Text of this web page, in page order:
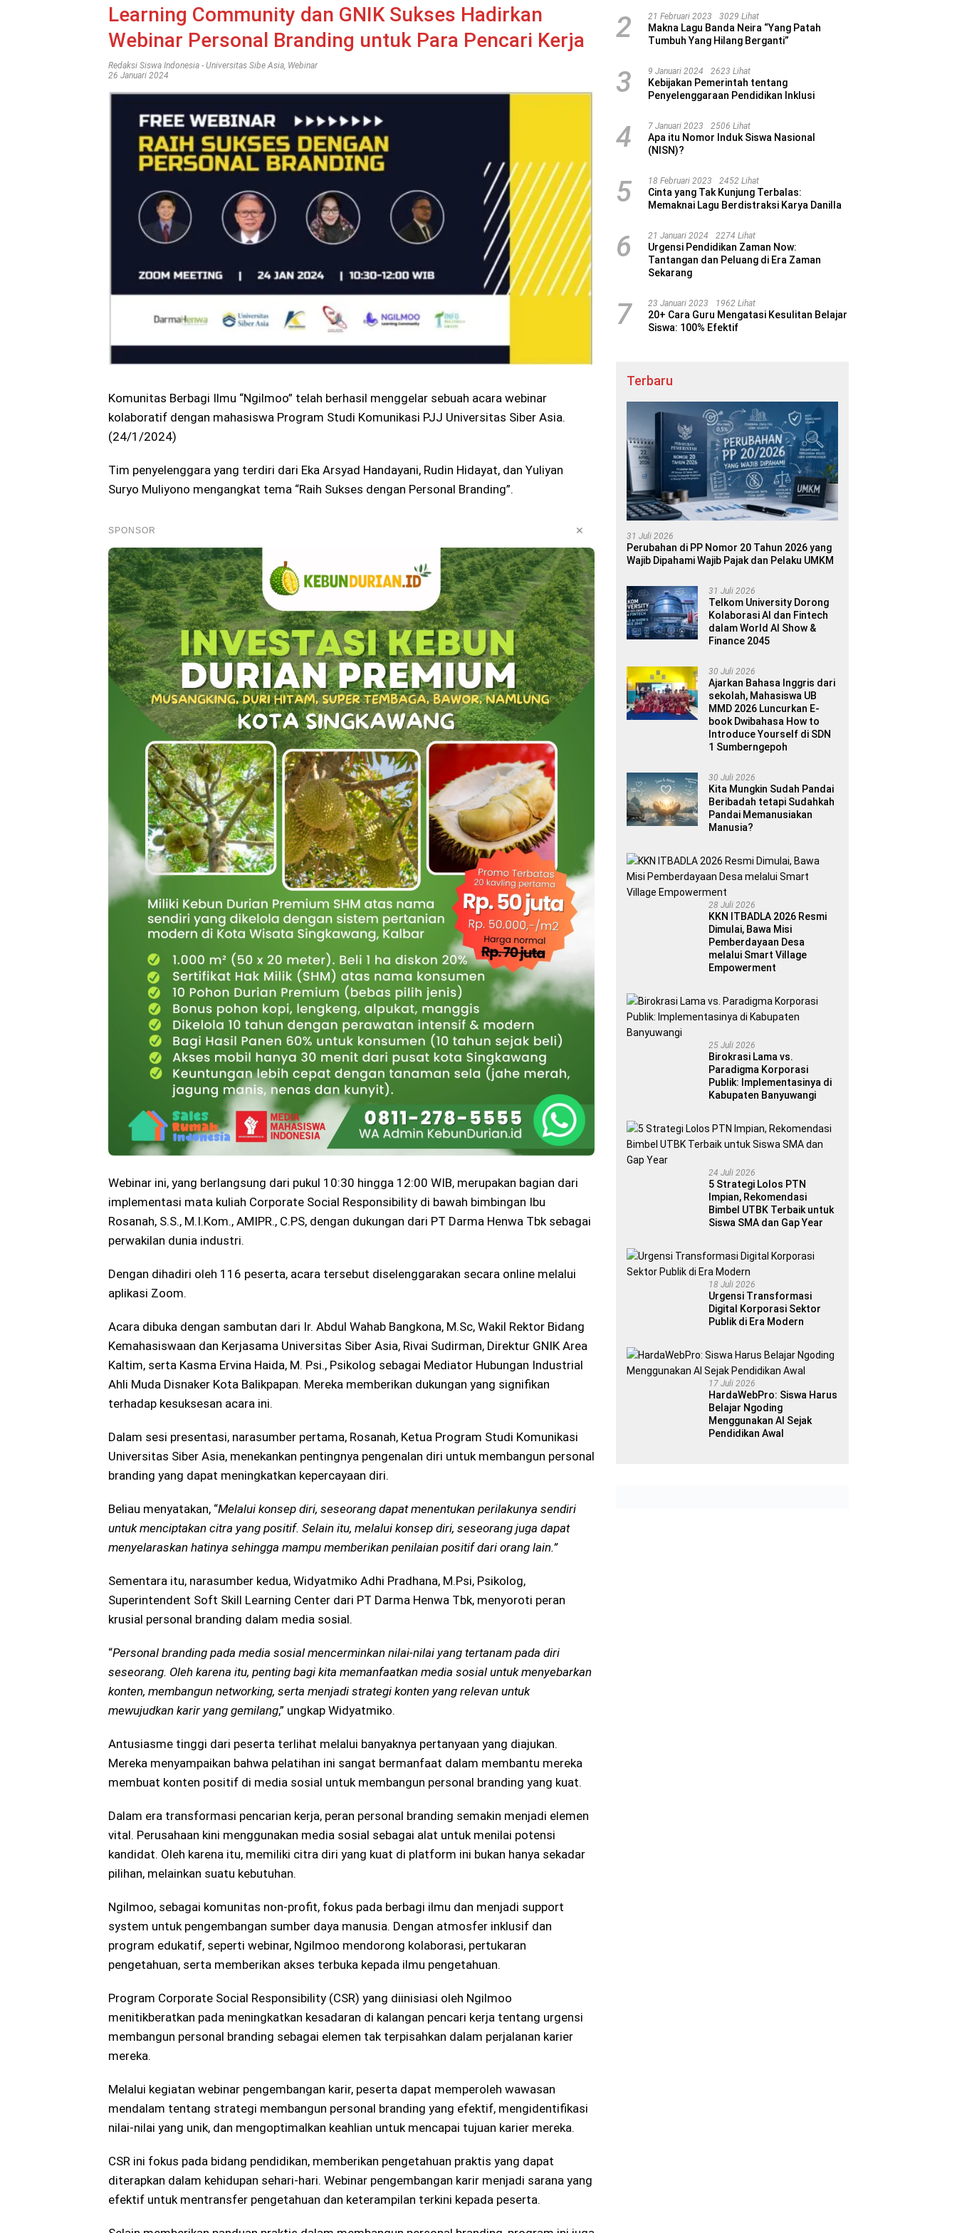
Learning Community dan GNIK Sukses Hadirkan
Webinar Personal Branding untuk Para Pencari Kerja
Redaksi Siswa Indonesia - Universitas Sibe Asia, Webinar
26 Januari 2024
Komunitas Berbagi Ilmu “Ngilmoo” telah berhasil menggelar sebuah acara webinar
kolaboratif dengan mahasiswa Program Studi Komunikasi PJJ Universitas Siber Asia.
(24/1/2024)
Tim penyelenggara yang terdiri dari Eka Arsyad Handayani, Rudin Hidayat, dan Yuliyan
Suryo Muliyono mengangkat tema “Raih Sukses dengan Personal Branding”.
SPONSOR ✕
Webinar ini, yang berlangsung dari pukul 10:30 hingga 12:00 WIB, merupakan bagian dari
implementasi mata kuliah Corporate Social Responsibility di bawah bimbingan Ibu
Rosanah, S.S., M.I.Kom., AMIPR., C.PS, dengan dukungan dari PT Darma Henwa Tbk sebagai
perwakilan dunia industri.
Dengan dihadiri oleh 116 peserta, acara tersebut diselenggarakan secara online melalui
aplikasi Zoom.
Acara dibuka dengan sambutan dari Ir. Abdul Wahab Bangkona, M.Sc, Wakil Rektor Bidang
Kemahasiswaan dan Kerjasama Universitas Siber Asia, Rivai Sudirman, Direktur GNIK Area
Kaltim, serta Kasma Ervina Haida, M. Psi., Psikolog sebagai Mediator Hubungan Industrial
Ahli Muda Disnaker Kota Balikpapan. Mereka memberikan dukungan yang signifikan
terhadap kesuksesan acara ini.
Dalam sesi presentasi, narasumber pertama, Rosanah, Ketua Program Studi Komunikasi
Universitas Siber Asia, menekankan pentingnya pengenalan diri untuk membangun personal
branding yang dapat meningkatkan kepercayaan diri.
Beliau menyatakan, “Melalui konsep diri, seseorang dapat menentukan perilakunya sendiri
untuk menciptakan citra yang positif. Selain itu, melalui konsep diri, seseorang juga dapat
menyelaraskan hatinya sehingga mampu memberikan penilaian positif dari orang lain.”
Sementara itu, narasumber kedua, Widyatmiko Adhi Pradhana, M.Psi, Psikolog,
Superintendent Soft Skill Learning Center dari PT Darma Henwa Tbk, menyoroti peran
krusial personal branding dalam media sosial.
“Personal branding pada media sosial mencerminkan nilai-nilai yang tertanam pada diri
seseorang. Oleh karena itu, penting bagi kita memanfaatkan media sosial untuk menyebarkan
konten, membangun networking, serta menjadi strategi konten yang relevan untuk
mewujudkan karir yang gemilang,” ungkap Widyatmiko.
Antusiasme tinggi dari peserta terlihat melalui banyaknya pertanyaan yang diajukan.
Mereka menyampaikan bahwa pelatihan ini sangat bermanfaat dalam membantu mereka
membuat konten positif di media sosial untuk membangun personal branding yang kuat.
Dalam era transformasi pencarian kerja, peran personal branding semakin menjadi elemen
vital. Perusahaan kini menggunakan media sosial sebagai alat untuk menilai potensi
kandidat. Oleh karena itu, memiliki citra diri yang kuat di platform ini bukan hanya sekadar
pilihan, melainkan suatu kebutuhan.
Ngilmoo, sebagai komunitas non-profit, fokus pada berbagi ilmu dan menjadi support
system untuk pengembangan sumber daya manusia. Dengan atmosfer inklusif dan
program edukatif, seperti webinar, Ngilmoo mendorong kolaborasi, pertukaran
pengetahuan, serta memberikan akses terbuka kepada ilmu pengetahuan.
Program Corporate Social Responsibility (CSR) yang diinisiasi oleh Ngilmoo
menitikberatkan pada meningkatkan kesadaran di kalangan pencari kerja tentang urgensi
membangun personal branding sebagai elemen tak terpisahkan dalam perjalanan karier
mereka.
Melalui kegiatan webinar pengembangan karir, peserta dapat memperoleh wawasan
mendalam tentang strategi membangun personal branding yang efektif, mengidentifikasi
nilai-nilai yang unik, dan mengoptimalkan keahlian untuk mencapai tujuan karier mereka.
CSR ini fokus pada bidang pendidikan, memberikan pengetahuan praktis yang dapat
diterapkan dalam kehidupan sehari-hari. Webinar pengembangan karir menjadi sarana yang
efektif untuk mentransfer pengetahuan dan keterampilan terkini kepada peserta.
2 21 Februari 2023 3029 Lihat
Makna Lagu Banda Neira “Yang Patah
Tumbuh Yang Hilang Berganti”
3 9 Januari 2024 2623 Lihat
Kebijakan Pemerintah tentang
Penyelenggaraan Pendidikan Inklusi
4 7 Januari 2023 2506 Lihat
Apa itu Nomor Induk Siswa Nasional
(NISN)?
5 18 Februari 2023 2452 Lihat
Cinta yang Tak Kunjung Terbalas:
Memaknai Lagu Berdistraksi Karya Danilla
6 21 Januari 2024 2274 Lihat
Urgensi Pendidikan Zaman Now:
Tantangan dan Peluang di Era Zaman
Sekarang
7 23 Januari 2023 1962 Lihat
20+ Cara Guru Mengatasi Kesulitan Belajar
Siswa: 100% Efektif
Terbaru
31 Juli 2026
Perubahan di PP Nomor 20 Tahun 2026 yang
Wajib Dipahami Wajib Pajak dan Pelaku UMKM
31 Juli 2026
Telkom University Dorong
Kolaborasi AI dan Fintech
dalam World AI Show &
Finance 2045
30 Juli 2026
Ajarkan Bahasa Inggris dari
sekolah, Mahasiswa UB
MMD 2026 Luncurkan E-
book Dwibahasa How to
Introduce Yourself di SDN
1 Sumberngepoh
30 Juli 2026
Kita Mungkin Sudah Pandai
Beribadah tetapi Sudahkah
Pandai Memanusiakan
Manusia?
28 Juli 2026
KKN ITBADLA 2026 Resmi
Dimulai, Bawa Misi
Pemberdayaan Desa
melalui Smart Village
Empowerment
25 Juli 2026
Birokrasi Lama vs.
Paradigma Korporasi
Publik: Implementasinya di
Kabupaten Banyuwangi
24 Juli 2026
5 Strategi Lolos PTN
Impian, Rekomendasi
Bimbel UTBK Terbaik untuk
Siswa SMA dan Gap Year
18 Juli 2026
Urgensi Transformasi
Digital Korporasi Sektor
Publik di Era Modern
17 Juli 2026
HardaWebPro: Siswa Harus
Belajar Ngoding
Menggunakan AI Sejak
Pendidikan Awal